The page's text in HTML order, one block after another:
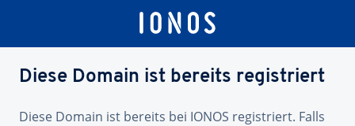
Diese Domain ist bereits registriert
Diese Domain ist bereits bei IONOS registriert. Falls